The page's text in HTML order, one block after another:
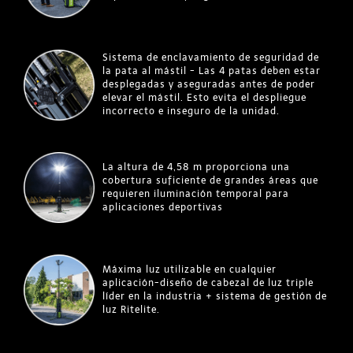
Sistema de enclavamiento de seguridad de
la pata al mástil - Las 4 patas deben estar
desplegadas y aseguradas antes de poder
elevar el mástil. Esto evita el despliegue
incorrecto e inseguro de la unidad.
La altura de 4,58 m proporciona una
cobertura suficiente de grandes áreas que
requieren iluminación temporal para
aplicaciones deportivas
Máxima luz utilizable en cualquier
aplicación-diseño de cabezal de luz triple
líder en la industria + sistema de gestión de
luz Ritelite.